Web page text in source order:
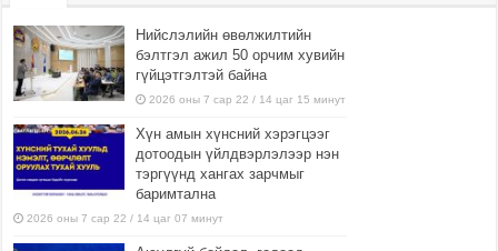
Нийслэлийн өвөлжилтийн
бэлтгэл ажил 50 орчим хувийн
гүйцэтгэлтэй байна
2026 оны 7 сар 22 / 14 цаг 15 минут
Хүн амын хүнсний хэрэгцээг
дотоодын үйлдвэрлэлээр нэн
тэргүүнд хангах зарчмыг
баримтална
2026 оны 7 сар 22 / 14 цаг 07 минут